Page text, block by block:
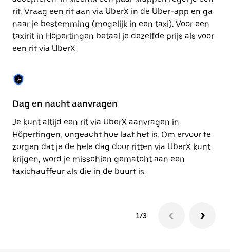
selecteren.
Druk
op
Escape
om
de
sluiten.
rit. Vraag een rit aan via UberX in de Uber-app en ga
naar je bestemming (mogelijk in een taxi). Voor een
taxirit in Höpertingen betaal je dezelfde prijs als voor
een rit via UberX.
Dag en nacht aanvragen
Je kunt altijd een rit via UberX aanvragen in
Höpertingen, ongeacht hoe laat het is. Om ervoor te
zorgen dat je de hele dag door ritten via UberX kunt
krijgen, word je misschien gematcht aan een
taxichauffeur als die in de buurt is.
1/3